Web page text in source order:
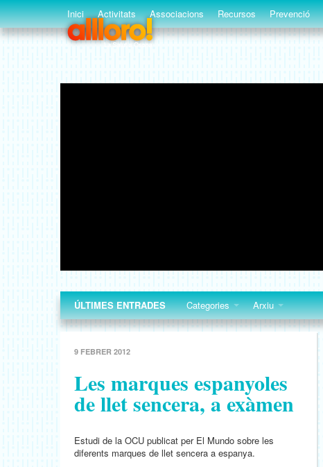
Inici Activitats Associacions Recursos Prevenció
ÚLTIMES ENTRADES Categories Arxiu
9 FEBRER 2012
Les marques espanyoles
de llet sencera, a exàmen
Estudi de la OCU publicat per El Mundo sobre les
diferents marques de llet sencera a espanya.